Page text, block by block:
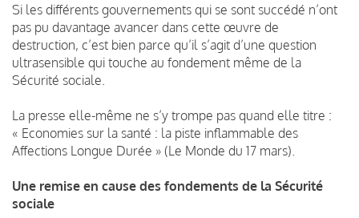
Si les différents gouvernements qui se sont succédé n’ont
pas pu davantage avancer dans cette œuvre de
destruction, c’est bien parce qu’il s’agit d’une question
ultrasensible qui touche au fondement même de la
Sécurité sociale.
La presse elle-même ne s’y trompe pas quand elle titre :
« Economies sur la santé : la piste inflammable des
Affections Longue Durée » (Le Monde du 17 mars).
Une remise en cause des fondements de la Sécurité
sociale